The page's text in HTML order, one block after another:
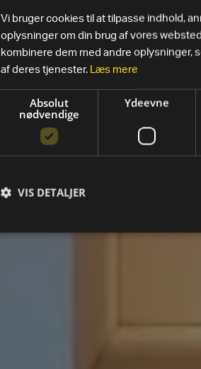
Vi bruger cookies til at tilpasse indhold,
oplysninger om din brug af vores
kombinere dem med andre oplysninger,
af deres tjenester.
Læs mere
Absolut
nødvendige
Ydeevne
VIS DETALJER